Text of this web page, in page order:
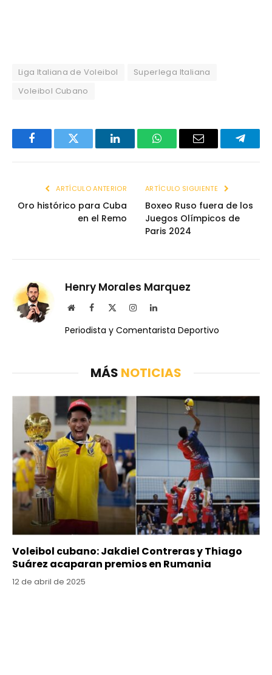
Liga Italiana de Voleibol
Superlega Italiana
Voleibol Cubano
FacebookTwitter LinkedInWhatsAppEmail
ARTÍCULO ANTERIOR
Oro histórico para Cuba
en el Remo
ARTÍCULO SIGUIENTE
Boxeo Ruso fuera de los
Juegos Olímpicos de
Paris 2024
Henry Morales Marquez
WebsiteFacebook InstagramLinkedIn
Periodista y Comentarista Deportivo
MÁS NOTICIAS
Voleibol cubano: Jakdiel Contreras y Thiago
Suárez acaparan premios en Rumania
12 de abril de 2025